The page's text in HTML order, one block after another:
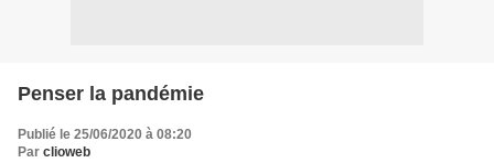
Penser la pandémie
Publié le 25/06/2020 à 08:20
Par clioweb